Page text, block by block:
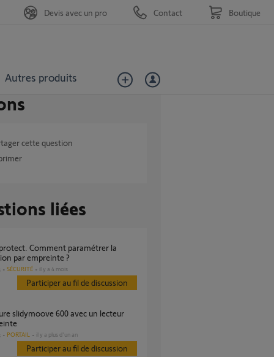
Autres produits
Devis avec un pro Contact Boutique
cette question
liées
par empreinte ?
SÉCURITÉ il y a 4 mois
Participer au fil de discussion
PORTAIL il y a plus d'un an
Participer au fil de discussion